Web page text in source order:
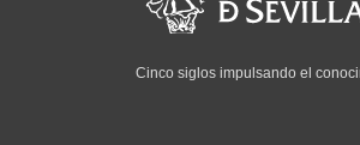
Cinco siglos impulsando el